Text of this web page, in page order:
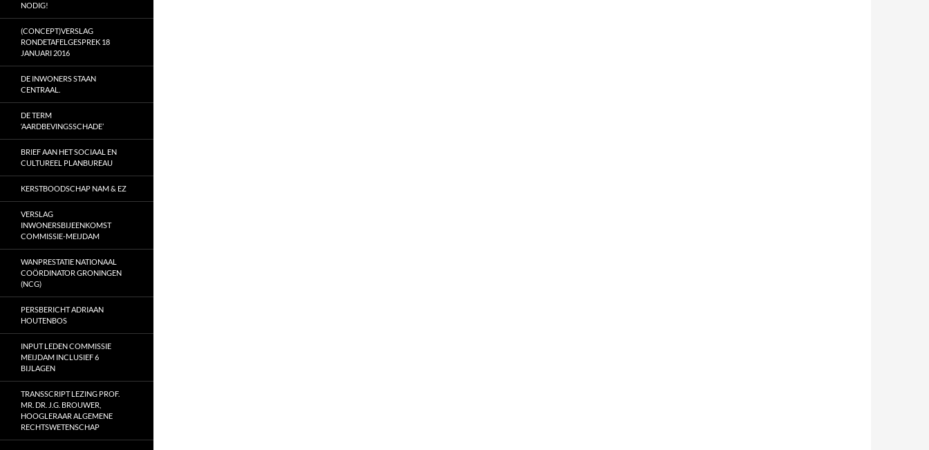
NODIG!
(CONCEPT)VERSLAG
RONDETAFELGESPREK 18
JANUARI 2016
DE INWONERS STAAN
CENTRAAL.
DE TERM
‘AARDBEVINGSSCHADE’
BRIEF AAN HET SOCIAAL EN
CULTUREEL PLANBUREAU
KERSTBOODSCHAP NAM & EZ
VERSLAG
INWONERSBIJEENKOMST
COMMISSIE-MEIJDAM
WANPRESTATIE NATIONAAL
COÖRDINATOR GRONINGEN
(NCG)
PERSBERICHT ADRIAAN
HOUTENBOS
INPUT LEDEN COMMISSIE
MEIJDAM INCLUSIEF 6
BIJLAGEN
TRANSSCRIPT LEZING PROF.
MR. DR. J.G. BROUWER,
HOOGLERAAR ALGEMENE
RECHTSWETENSCHAP